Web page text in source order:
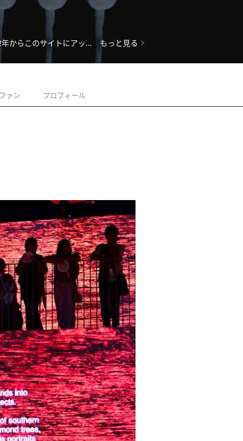
からこのサイトにアッ... もっと見る
ファン プロフィール